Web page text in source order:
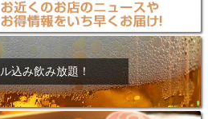
込み飲み放題！